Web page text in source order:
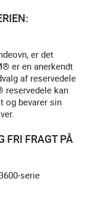
er det
er en anerkendt
af reservedele
reservedele kan
og bevarer sin
FRI FRAGT PÅ
serie